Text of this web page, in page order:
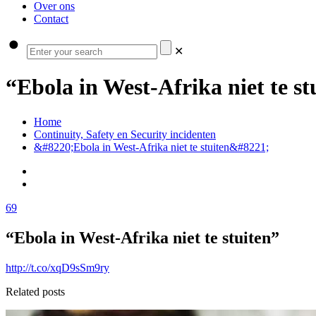
Over ons
Contact
✕
“Ebola in West-Afrika niet te
Home
Continuity, Safety en Security incidenten
&#8220;Ebola in West-Afrika niet te stuiten&#8221;
69
“Ebola in West-Afrika niet te stuiten”
http://t.co/xqD9sSm9ry
Related posts